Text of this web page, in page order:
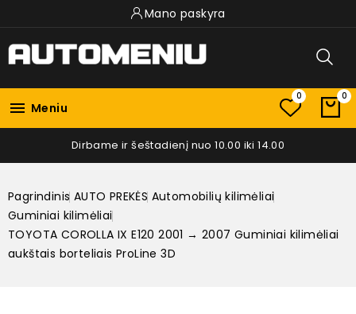
Mano paskyra
 Meniu
0 0
Dirbame ir šeštadienį nuo 10.00 iki 14.00
Pagrindinis AUTO PREKĖS Automobilių kilimėliai
Guminiai kilimėliai
TOYOTA COROLLA IX E120 2001 → 2007 Guminiai kilimėliai
aukštais borteliais ProLine 3D